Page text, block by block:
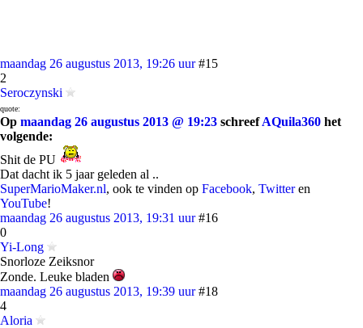
maandag 26 augustus 2013, 19:26 uur #15
2
Seroczynski
quote:
Op maandag 26 augustus 2013 @ 19:23 schreefAQuila360 het
volgende:
Shit de PU
Dat dacht ik 5 jaar geleden al ..
SuperMarioMaker.nl, ook te vinden op Facebook, Twitteren
YouTube!
maandag 26 augustus 2013, 19:31 uur #16
0
Yi-Long
Snorloze Zeiksnor
Zonde. Leuke bladen
maandag 26 augustus 2013, 19:39 uur #18
4
Aloria